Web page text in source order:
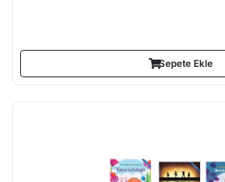
Sepete Ekle